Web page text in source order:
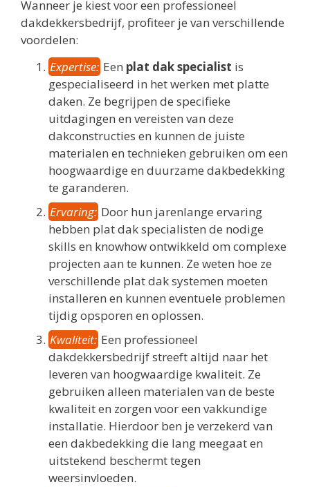
Wanneer je kiest voor een professioneel
dakdekkersbedrijf, profiteer je van verschillende
voordelen:
Expertise: Een plat dak specialist is
gespecialiseerd in het werken met platte
daken. Ze begrijpen de specifieke
uitdagingen en vereisten van deze
dakconstructies en kunnen de juiste
materialen en technieken gebruiken om een
hoogwaardige en duurzame dakbedekking
te garanderen.
Ervaring: Door hun jarenlange ervaring
hebben plat dak specialisten de nodige
skills en knowhow ontwikkeld om complexe
projecten aan te kunnen. Ze weten hoe ze
verschillende plat dak systemen moeten
installeren en kunnen eventuele problemen
tijdig opsporen en oplossen.
Kwaliteit: Een professioneel
dakdekkersbedrijf streeft altijd naar het
leveren van hoogwaardige kwaliteit. Ze
gebruiken alleen materialen van de beste
kwaliteit en zorgen voor een vakkundige
installatie. Hierdoor ben je verzekerd van
een dakbedekking die lang meegaat en
uitstekend beschermt tegen
weersinvloeden.